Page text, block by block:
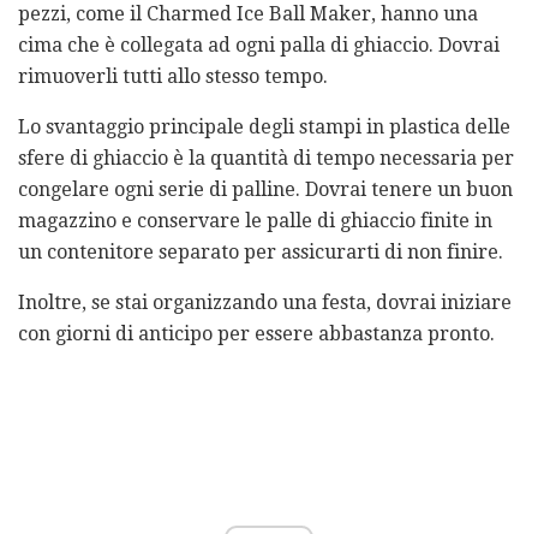
pezzi, come il Charmed Ice Ball Maker, hanno una
cima che è collegata ad ogni palla di ghiaccio. Dovrai
rimuoverli tutti allo stesso tempo.
Lo svantaggio principale degli stampi in plastica delle
sfere di ghiaccio è la quantità di tempo necessaria per
congelare ogni serie di palline. Dovrai tenere un buon
magazzino e conservare le palle di ghiaccio finite in
un contenitore separato per assicurarti di non finire.
Inoltre, se stai organizzando una festa, dovrai iniziare
con giorni di anticipo per essere abbastanza pronto.